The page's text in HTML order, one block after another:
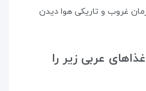
غروب و تاریکی هوا دیدن
عربی زیر را